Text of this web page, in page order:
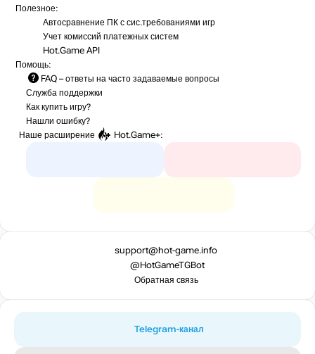
Полезное:
Автосравнение ПК с сис.требованиями игр
Учет комиссий платежных систем
Hot.Game API
Помощь:
FAQ – ответы на часто задаваемые вопросы
Служба поддержки
Как купить игру?
Нашли ошибку?
Наше расширение
Hot.Game+:
support@hot-game.info
@HotGameTGBot
Обратная связь
Telegram-канал